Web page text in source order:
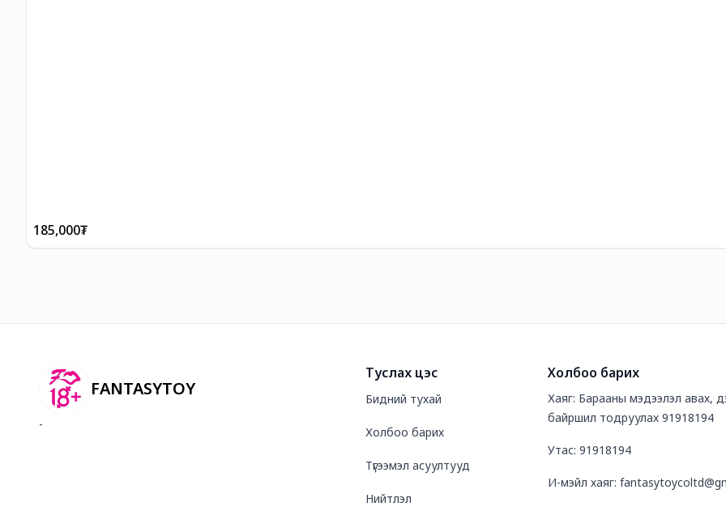
185,000₮
FANTASYTOY
-
Туслах цэс
Бидний тухай
Холбоо барих
Түгээмэл асуултууд
Нийтлэл
Холбоо барих
Хаяг: Барааны мэдээлэл авах,
байршил тодруулах 91918194
Утас: 91918194
И-мэйл хаяг: